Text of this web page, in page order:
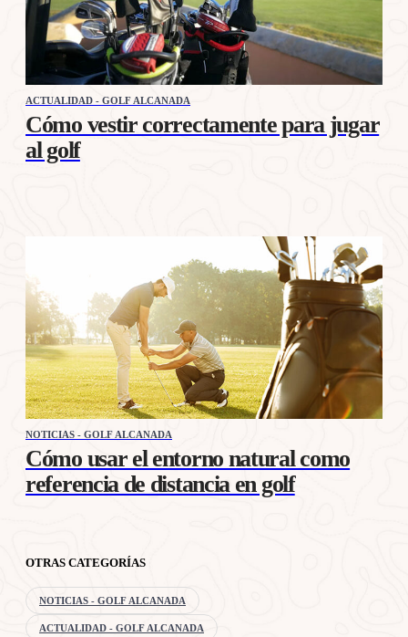
ACTUALIDAD - GOLF ALCANADA
Cómo vestir correctamente para jugar
al golf
NOTICIAS - GOLF ALCANADA
Cómo usar el entorno natural como
referencia de distancia en golf
OTRAS CATEGORÍAS
NOTICIAS - GOLF ALCANADA
ACTUALIDAD - GOLF ALCANADA